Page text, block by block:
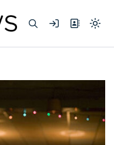
Light
dark)